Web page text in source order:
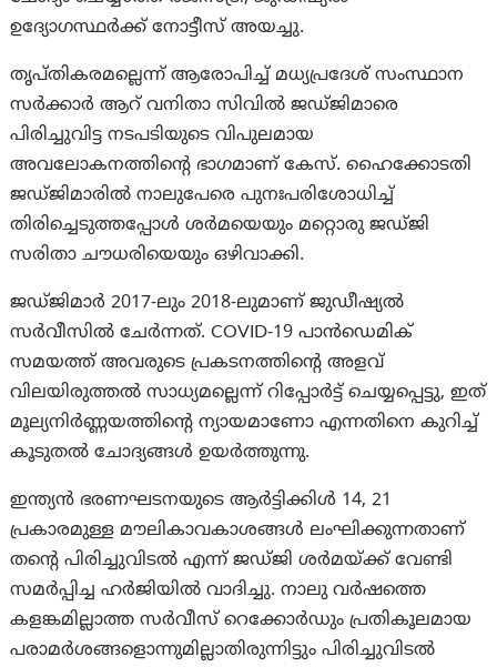
ഉദ്യോഗസ്ഥർക്ക് നോട്ടീസ് അയച്ചു.
തൃപ്തികരമല്ലെന്ന് ആരോപിച്ച് മധ്യപ്രദേശ് സംസ്ഥാന
സർക്കാർ ആറ് വനിതാ സിവിൽ ജഡ്ജിമാരെ
പിരിച്ചുവിട്ട നടപടിയുടെ വിപുലമായ
അവലോകനത്തിൻ്റെ ഭാഗമാണ് കേസ്. ഹൈക്കോടതി
ജഡ്ജിമാരിൽ നാലുപേരെ പുനഃപരിശോധിച്ച്
തിരിച്ചെടുത്തപ്പോൾ ശർമയെയും മറ്റൊരു ജഡ്ജി
സരിതാ ചൗധരിയെയും ഒഴിവാക്കി.
ജഡ്ജിമാർ 2017-ലും 2018-ലുമാണ് ജുഡീഷ്യൽ
സർവീസിൽ ചേർന്നത്. COVID-19 പാൻഡെമിക്
സമയത്ത് അവരുടെ പ്രകടനത്തിൻ്റെ അളവ്
വിലയിരുത്തൽ സാധ്യമല്ലെന്ന് റിപ്പോർട്ട് ചെയ്യപ്പെട്ടു, ഇത്
മൂല്യനിർണ്ണയത്തിൻ്റെ ന്യായമാണോ എന്നതിനെ കുറിച്ച്
കൂടുതൽ ചോദ്യങ്ങൾ ഉയർത്തുന്നു.
ഇന്ത്യൻ ഭരണഘടനയുടെ ആർട്ടിക്കിൾ 14, 21
പ്രകാരമുള്ള മൗലികാവകാശങ്ങൾ ലംഘിക്കുന്നതാണ്
തൻ്റെ പിരിച്ചുവിടൽ എന്ന് ജഡ്ജി ശർമയ്ക്ക് വേണ്ടി
സമർപ്പിച്ച ഹർജിയിൽ വാദിച്ചു. നാലു വർഷത്തെ
കളങ്കമില്ലാത്ത സർവീസ് റെക്കോർഡും പ്രതികൂലമായ
പരാമർശങ്ങളൊന്നുമില്ലാതിരുന്നിട്ടും പിരിച്ചുവിടൽ